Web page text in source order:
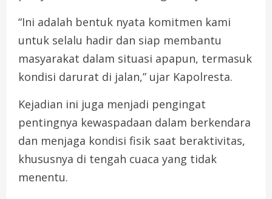
“Ini adalah bentuk nyata komitmen kami
untuk selalu hadir dan siap membantu
masyarakat dalam situasi apapun, termasuk
kondisi darurat di jalan,” ujar Kapolresta.
Kejadian ini juga menjadi pengingat
pentingnya kewaspadaan dalam berkendara
dan menjaga kondisi fisik saat beraktivitas,
khususnya di tengah cuaca yang tidak
menentu.